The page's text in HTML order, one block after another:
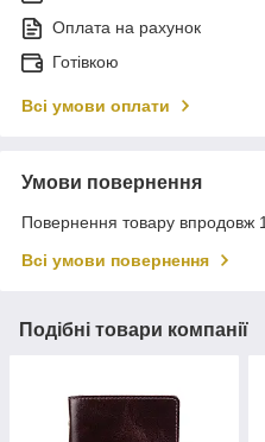
Оплата на рахунок
Готівкою
Всі умови оплати
Умови повернення
Повернення товару впродовж
Всі умови повернення
Подібні товари компанії